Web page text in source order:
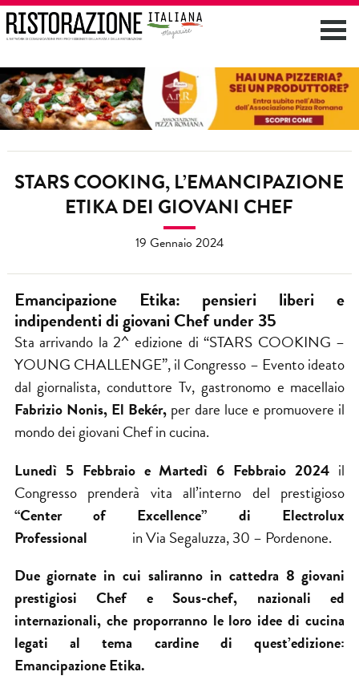
STARS COOKING, L’EMANCIPAZIONE
ETIKA DEI GIOVANI CHEF
19 Gennaio 2024
Emancipazione Etika: pensieri liberi e
indipendenti di giovani Chef under 35
Sta arrivando la 2^ edizione di “STARS COOKING –
YOUNG CHALLENGE”, il Congresso – Evento ideato
dal giornalista, conduttore Tv, gastronomo e macellaio
Fabrizio Nonis, El Bekér, per dare luce e promuovere il
mondo dei giovani Chef in cucina.
Lunedì 5 Febbraio e Martedì 6 Febbraio 2024 il
Congresso prenderà vita all’interno del prestigioso
“Center of Excellence” di Electrolux
Professional in Via Segaluzza, 30 – Pordenone.
Due giornate in cui saliranno in cattedra 8 giovani
prestigiosi Chef e Sous-chef, nazionali ed
internazionali, che proporranno le loro idee di cucina
legati al tema cardine di quest’edizione:
Emancipazione Etika.